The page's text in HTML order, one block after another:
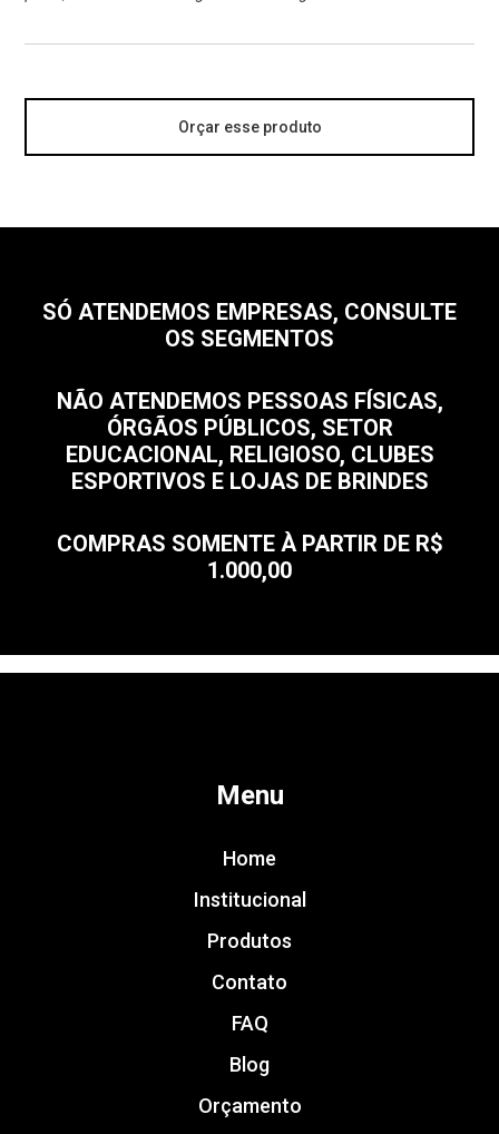
Orçar esse produto
SÓ ATENDEMOS EMPRESAS, CONSULTE
OS SEGMENTOS
NÃO ATENDEMOS PESSOAS FÍSICAS,
ÓRGÃOS PÚBLICOS, SETOR
EDUCACIONAL, RELIGIOSO, CLUBES
ESPORTIVOS E LOJAS DE BRINDES
COMPRAS SOMENTE À PARTIR DE R$
1.000,00
Menu
Home
Institucional
Produtos
Contato
FAQ
Blog
Orçamento